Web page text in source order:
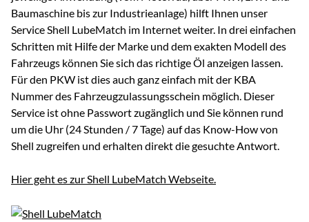
Baumaschine bis zur Industrieanlage) hilft Ihnen unser
Service Shell LubeMatch im Internet weiter. In drei einfachen
Schritten mit Hilfe der Marke und dem exakten Modell des
Fahrzeugs können Sie sich das richtige Öl anzeigen lassen.
Für den PKW ist dies auch ganz einfach mit der KBA
Nummer des Fahrzeugzulassungsschein möglich. Dieser
Service ist ohne Passwort zugänglich und Sie können rund
um die Uhr (24 Stunden / 7 Tage) auf das Know-How von
Shell zugreifen und erhalten direkt die gesuchte Antwort.
Hier geht es zur Shell LubeMatch Webseite.